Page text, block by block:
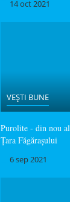
14 oct 2021
VEȘTI BUNE
Purolite - din nou
Țara Făgărașului
6 sep 2021